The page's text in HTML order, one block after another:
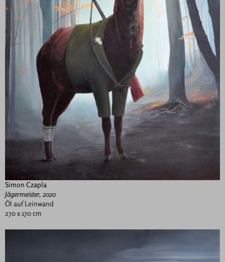
Simon Czapla
Jägermeister, 2020
Öl auf Leinwand
270 x 170 cm